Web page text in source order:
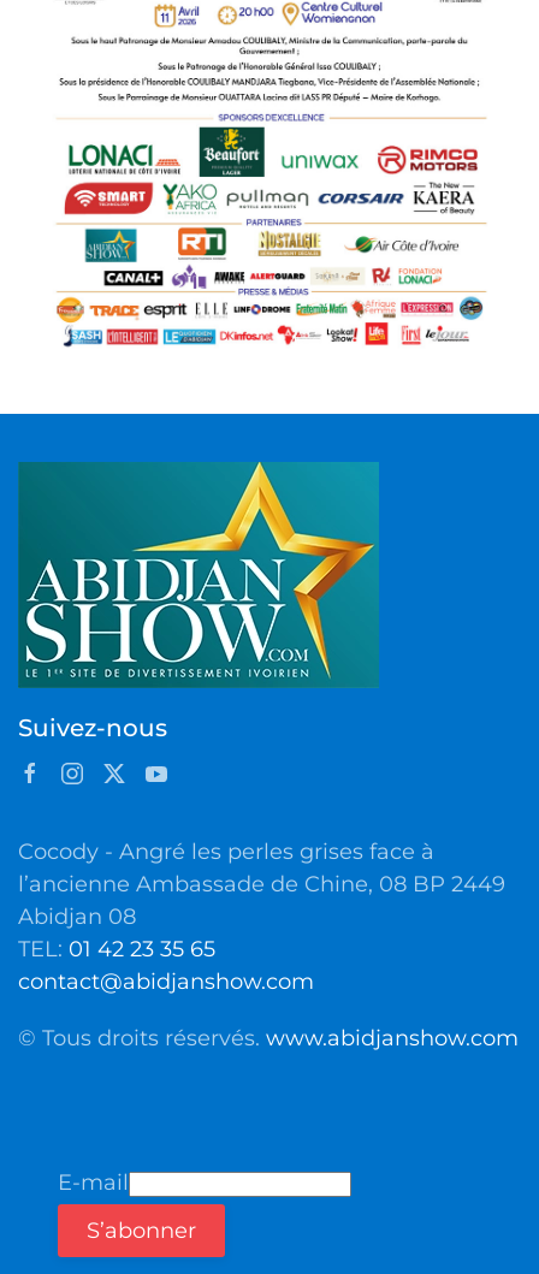
Suivez-nous
Cocody - Angré les perles grises face à
l’ancienne Ambassade de Chine, 08 BP 2449
Abidjan 08
TEL: 01 42 23 35 65
contact@abidjanshow.com
© Tous droits réservés. www.abidjanshow.com
E-mail
S’abonner